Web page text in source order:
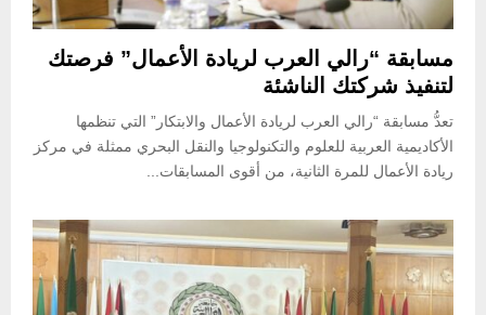
مسابقة “رالي العرب لريادة الأعمال” فرصتك
لتنفيذ شركتك الناشئة
تعدُّ مسابقة “رالي العرب لريادة الأعمال والابتكار” التي تنظمها
الأكاديمية العربية للعلوم والتكنولوجيا والنقل البحري ممثلة في مركز
ريادة الأعمال للمرة الثانية، من أقوى المسابقات...